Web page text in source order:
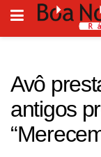
Avô
antigos